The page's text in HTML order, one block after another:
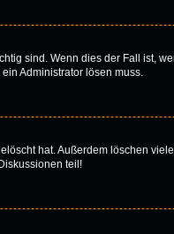
sind. Wenn dies der Fall ist,
Administrator lösen muss.
hat. Außerdem löschen
teil!